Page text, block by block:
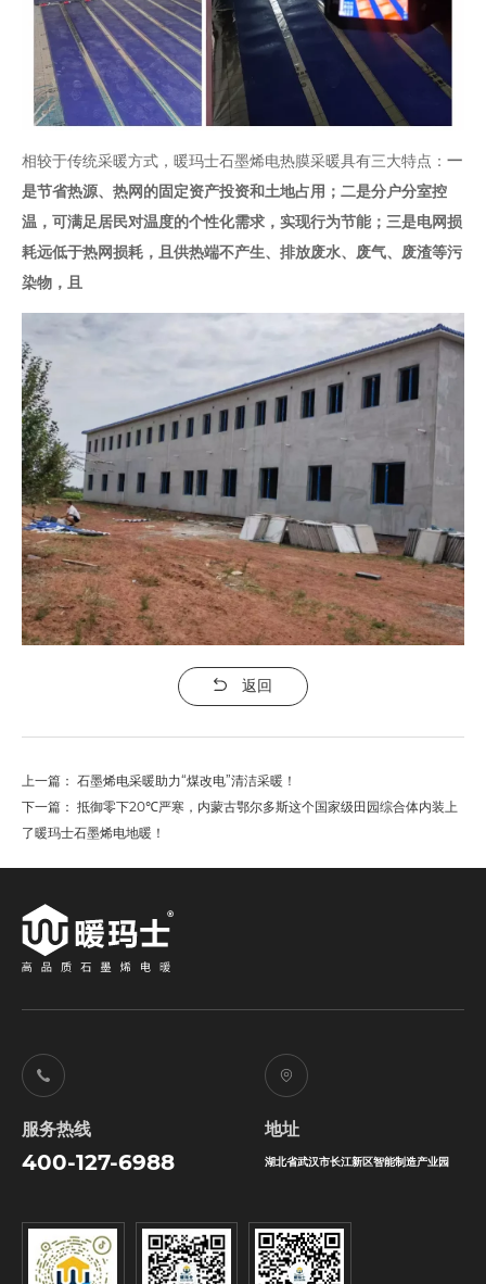
相较于传统采暖方式，暖玛士石墨烯电热膜采暖具有三大特点： 一
是节省热源、热网的固定资产投资和土地占用；二是分户分室控
温，可满足居民对温度的个性化需求，实现行为节能；三是电网损
耗远低于热网损耗，且供热端不产生、排放废水、废气、废渣等污
染物，且
返回
上一篇： 石墨烯电采暖助力“煤改电”清洁采暖！
下一篇： 抵御零下20℃严寒，内蒙古鄂尔多斯这个国家级田园综合体内装上
了暖玛士石墨烯电地暖！
服务热线
400-127-6988
地址
湖北省武汉市长江新区智能制造产业园